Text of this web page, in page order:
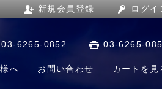
新規会員登録 ログイ
03-6265-0852 03-6265-
へ お問い合わせ カートを見